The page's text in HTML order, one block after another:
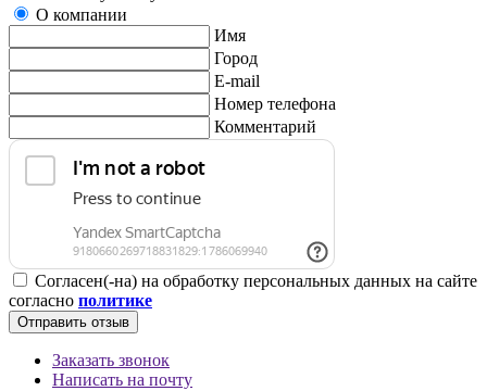
О компании
Имя
Город
E-mail
Номер телефона
Комментарий
Согласен(-на) на обработку персональных данных на сайте
согласно политике
Отправить отзыв
Заказать звонок
Написать на почту